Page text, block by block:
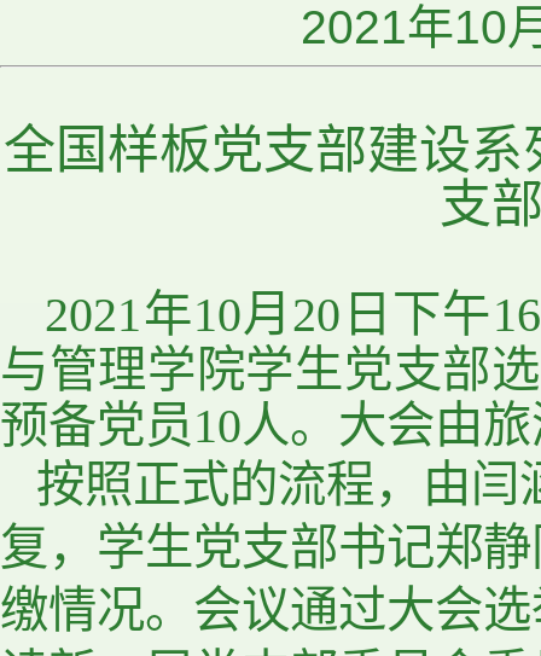
2021年10
全国样板党支部建设系
支
2021年10月 20 日下午
与管理学院学生党支部
预备党员10人。大会由
按照正式的流程，由
复，学生党支部书记郑
缴情况。会议通过大会